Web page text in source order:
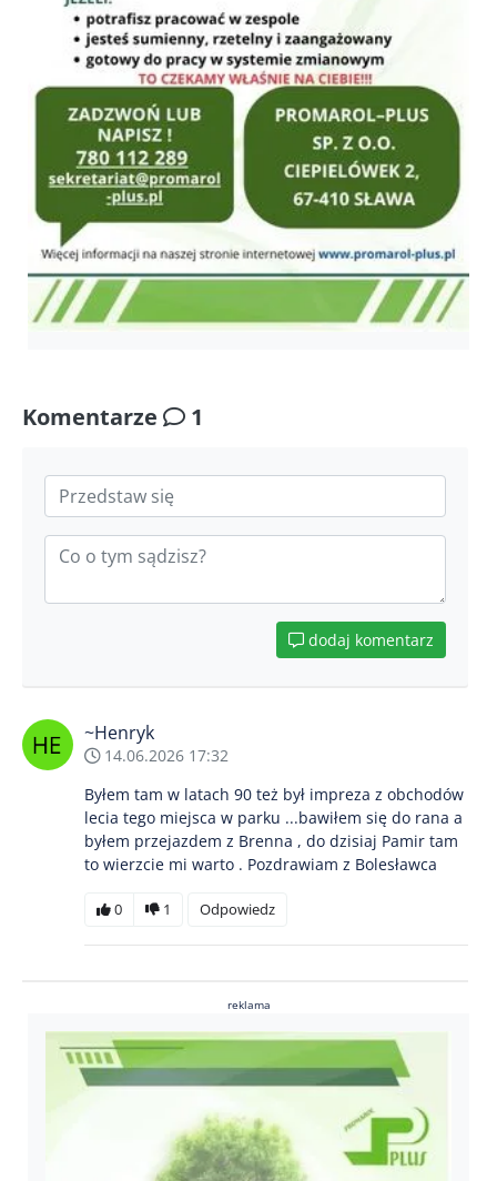
Komentarze 1
dodaj komentarz
~Henryk
14.06.2026 17:32
Byłem tam w latach 90 też był impreza z obchodów
lecia tego miejsca w parku ...bawiłem się do rana a
byłem przejazdem z Brenna , do dzisiaj Pamir tam
to wierzcie mi warto . Pozdrawiam z Bolesławca
0 1 Odpowiedz
reklama